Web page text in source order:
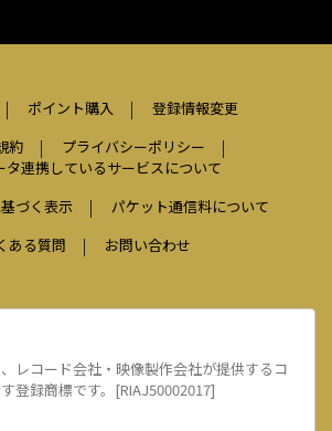
ポイント購入
登録情報変更
約
プライバシーポリシー
タ連携しているサービスについて
づく表示
パケット通信料について
ある質問
お問い合わせ
レコード会社・映像製作会社が提供するコ
登録商標です。[RIAJ50002017]